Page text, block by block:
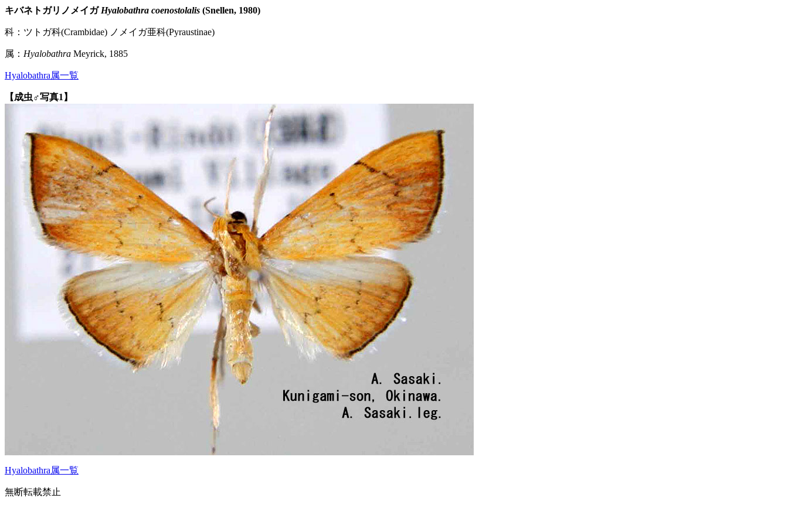
キバネトガリノメイガ Hyalobathra coenostolalis (Snellen, 1980)
科：ツトガ科(Crambidae) ノメイガ亜科(Pyraustinae)
属： Hyalobathra Meyrick, 1885
Hyalobathra属一覧
【成虫♂写真1】
Hyalobathra属一覧
無断転載禁止